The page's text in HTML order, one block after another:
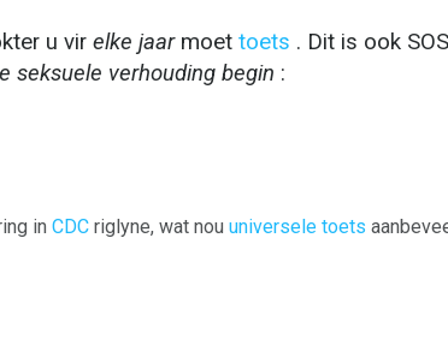
u vir elke jaarmoet toets . Dit is ook
seksuele verhouding begin :
in CDC riglyne, wat nou universele toets